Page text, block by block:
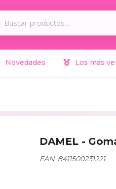
Novedades Los más
DAMEL -
EAN: 8411500231221